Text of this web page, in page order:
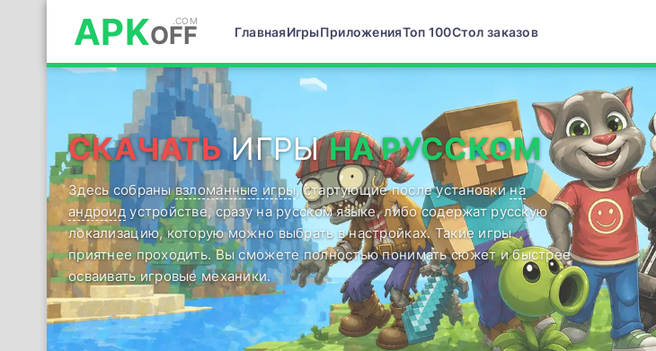
APKOFF ГлавнаяИгрыПриложенияТоп 100Стол заказов
СКАЧАТЬИГРЫНА РУССКОМ
Здесь собранывзломанные игры, стартующие после установкина
андроидустройстве, сразу на русском языке, либо содержат русскую
локализацию, которую можно выбрать в настройках. Такие игры
приятнее проходить. Вы сможете полностью понимать сюжет и быстрее
осваивать игровые механики.